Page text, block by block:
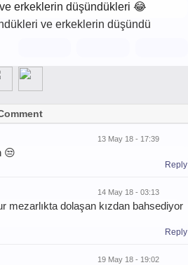
erkeklerin düşündükleri 😂
13 May 18 - 17:39
😒
Reply
14 May 18 - 03:13
mezarlıkta dolaşan kızdan bahsediyor
Reply
19 May 18 - 19:02